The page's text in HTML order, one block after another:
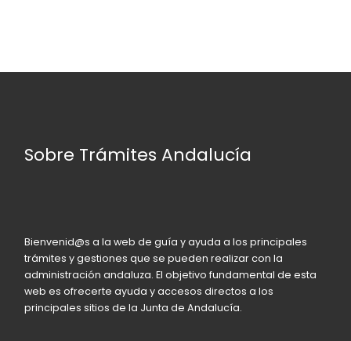
Sobre Trámites Andalucía
Bienvenid@s a la web de guía y ayuda a los principales
trámites y gestiones que se pueden realizar con la
administración andaluza. El objetivo fundamental de esta
web es ofrecerte ayuda y accesos directos a los
principales sitios de la Junta de Andalucía.